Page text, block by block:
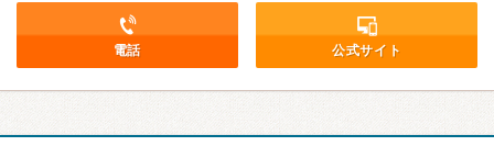
電話 公式サイト